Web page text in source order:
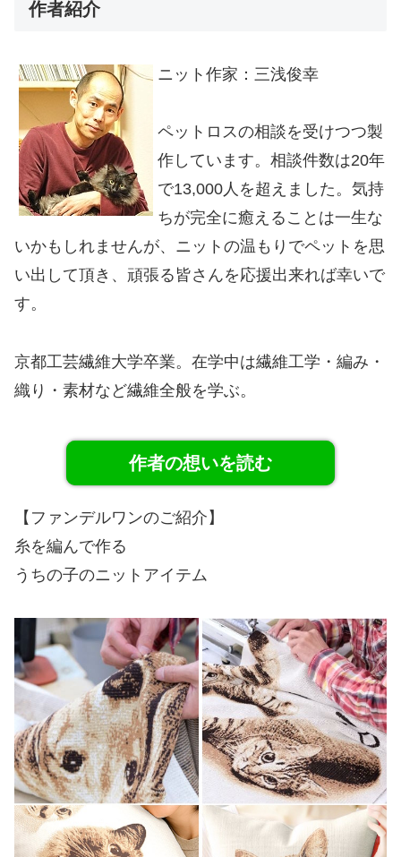
作者紹介
ニット作家：三浅俊幸
ペットロスの相談を受けつつ製
作しています。相談件数は20年
で13,000人を超えました。気持
ちが完全に癒えることは一生な
いかもしれませんが、ニットの温もりでペットを思
い出して頂き、頑張る皆さんを応援出来れば幸いで
す。
京都工芸繊維大学卒業。在学中は繊維工学・編み・
織り・素材など繊維全般を学ぶ。
作者の想いを読む
【ファンデルワンのご紹介】
糸を編んで作る
うちの子のニットアイテム